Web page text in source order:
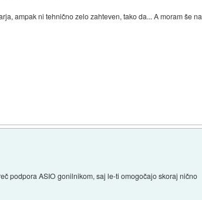
ampak ni tehnično zelo zahteven, tako da... A moram še na
podpora ASIO gonilnikom, saj le-ti omogočajo skoraj nično